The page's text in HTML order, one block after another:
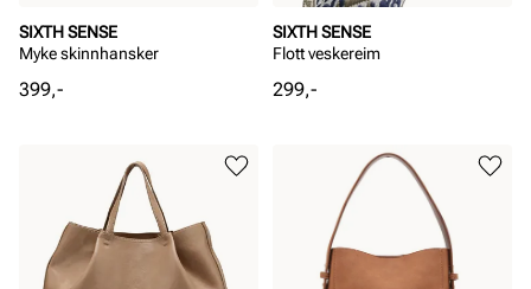
SIXTH SENSE
Myke skinnhansker
Pris
399,-
SIXTH SENSE
Flott veskereim
Pris
299,-